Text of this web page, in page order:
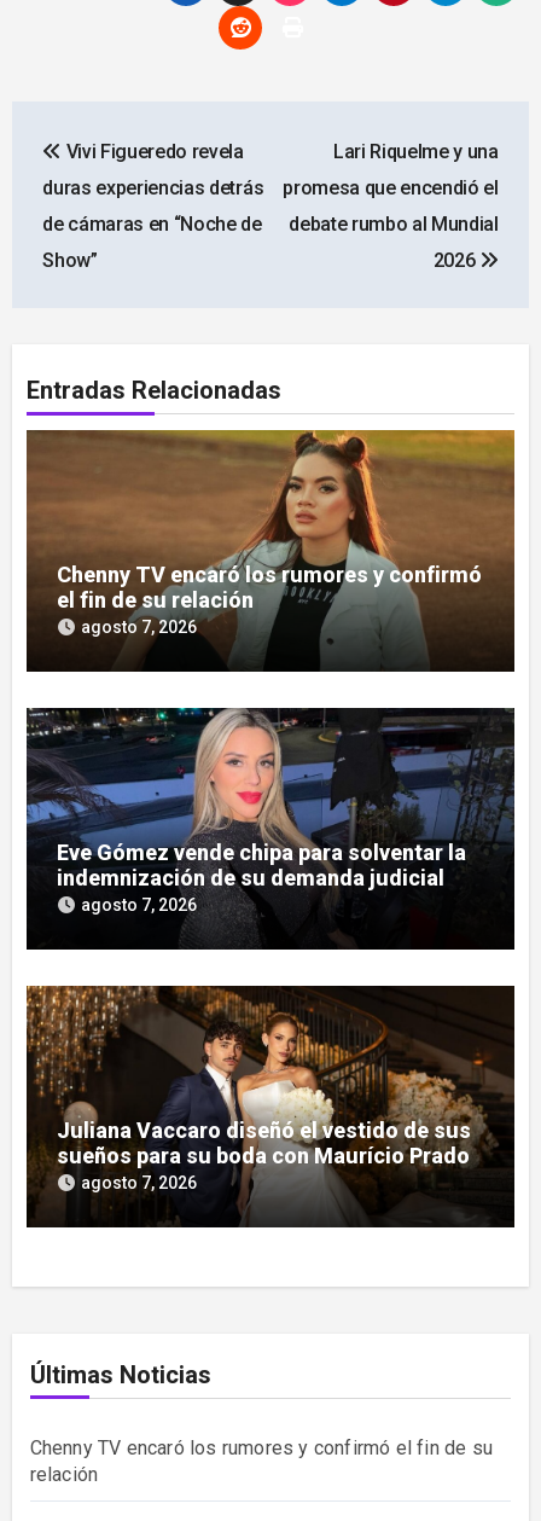
de
entradas
Vivi Figueredo revela
duras experiencias detrás
de cámaras en “Noche de
Show”
Lari Riquelme y una
promesa que encendió el
debate rumbo al Mundial
2026
Entradas Relacionadas
Chenny TV encaró los rumores y confirmó
el fin de su relación
agosto 7, 2026
Eve Gómez vende chipa para solventar la
indemnización de su demanda judicial
agosto 7, 2026
Juliana Vaccaro diseñó el vestido de sus
sueños para su boda con Maurício Prado
agosto 7, 2026
Últimas Noticias
Chenny TV encaró los rumores y confirmó el fin de su
relación